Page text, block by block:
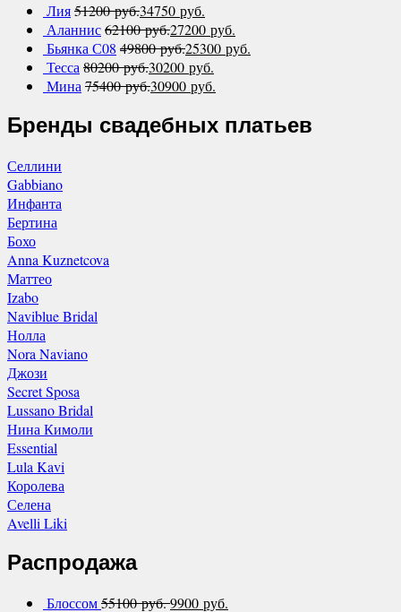
Лия51200руб.34750 руб.
Аланнис62100руб.27200 руб.
Бьянка С08 49800руб.25300 руб.
Тесса80200руб.30200 руб.
Мина75400руб.30900 руб.
Бренды свадебных платьев
Селлини
Gabbiano
Инфанта
Бертина
Бохо
Anna Kuznetcova
Маттео
Izabo
Naviblue Bridal
Нолла
Nora Naviano
Джози
Secret Sposa
Lussano Bridal
Нина Кимоли
Essential
Lula Kavi
Королева
Селена
Avelli Liki
Распродажа
Блоссом55100 руб.9900 руб.